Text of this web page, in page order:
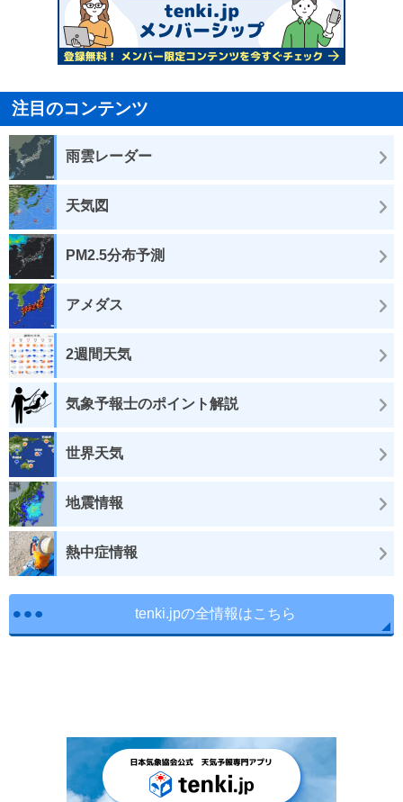
注目のコンテンツ
雨雲レーダー
天気図
PM2.5分布予測
アメダス
2週間天気
気象予報士のポイント解説
世界天気
地震情報
熱中症情報
tenki.jpの全情報はこちら